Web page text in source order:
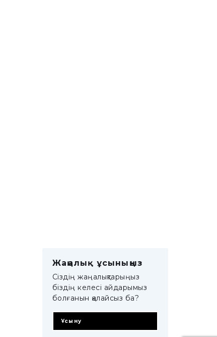
Жаңалық ұсыныңыз
Сіздің жаңалықтарыңыз
біздің келесі айдарымыз
болғанын қалайсыз ба?
Ұсыну